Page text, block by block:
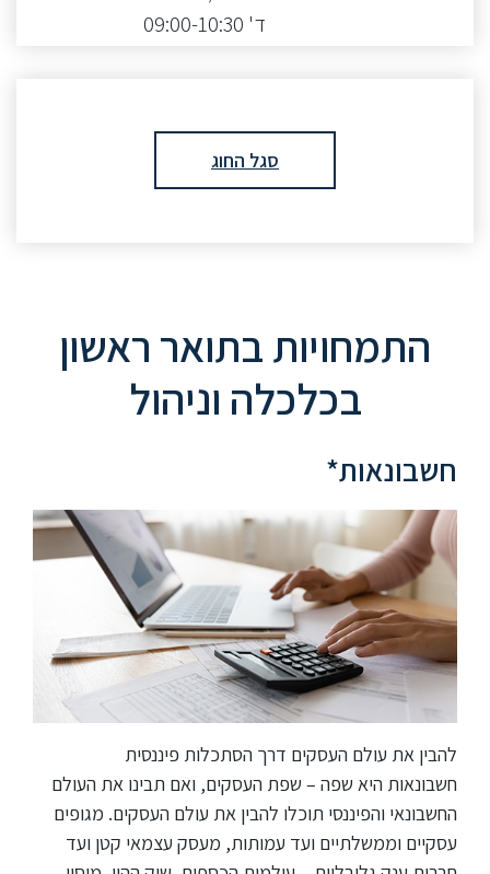
ד' 09:00-10:30
סגל החוג
התמחויות בתואר ראשון
בכלכלה וניהול
חשבונאות*
להבין את עולם העסקים דרך הסתכלות פיננסית
חשבונאות היא שפה – שפת העסקים, ואם תבינו את העולם
החשבונאי והפיננסי תוכלו להבין את עולם העסקים. מגופים
עסקיים וממשלתיים ועד עמותות, מעסק עצמאי קטן ועד